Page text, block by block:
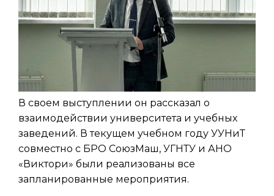
В своем выступлении он рассказал о
взаимодействии университета и учебных
заведений. В текущем учебном году УУНиТ
совместно с БРО СоюзМаш, УГНТУ и АНО
«Виктори» были реализованы все
запланированные мероприятия.